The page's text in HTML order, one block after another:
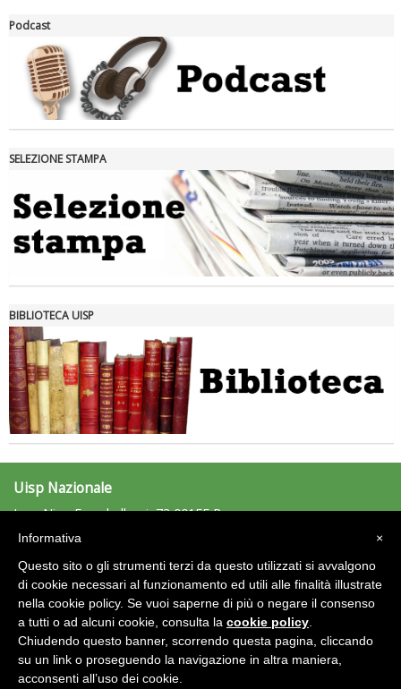
Tiziano Pesce nel Cda di Fondazione Terzjus: prima riunione a
Podcast
SELEZIONE STAMPA
BIBLIOTECA UISP
Uisp Nazionale
L.go Nino Franchellucci, 73 00155 Roma
Tel: 06.439841 - Fax: 06.43984320
C.F.: 97029170582
Area Riservata 2.0
×
Informativa
Questo sito o gli strumenti terzi da questo utilizzati si avvalgono
di cookie necessari al funzionamento ed utili alle finalità illustrate
nella cookie policy. Se vuoi saperne di più o negare il consenso
a tutti o ad alcuni cookie, consulta la cookie policy
Chiudendo questo banner, scorrendo questa pagina, cliccando
su un link o proseguendo la navigazione in altra maniera,
acconsenti all’uso dei cookie.